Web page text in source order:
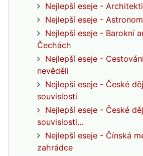
Nejlepší eseje -
Nejlepší eseje -
Nejlepší eseje - Barokní
Čechách
Nejlepší eseje -
nevěděli
Nejlepší eseje - České
souvislosti
Nejlepší eseje - České
souvislosti...
Nejlepší eseje - Čínská
zahrádce